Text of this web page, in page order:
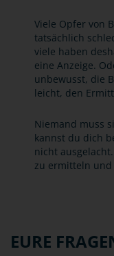
Viele Opfer von
tatsächlich
viele haben
eine Anzeige.
unbewusst, die
leicht, den
Niemand muss
kannst du dich
nicht
zu ermitteln und
EURE